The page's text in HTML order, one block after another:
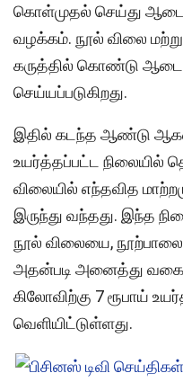
கொள்முதல் செய்து
வழக்கம். நூல் விலை
கருத்தில் கொண்டு
செய்யப்படுகிறது.
இதில் கடந்த ஆண்டு
உயர்த்தப்பட்ட நிலையில்
விலையில் எந்தவித
இருந்து வந்தது. இந்த
நூல் விலையை,
அதன்படி அனைத்து
கிலோவிற்கு 7 ரூபாய்
வெளியிட்டுள்ளது.